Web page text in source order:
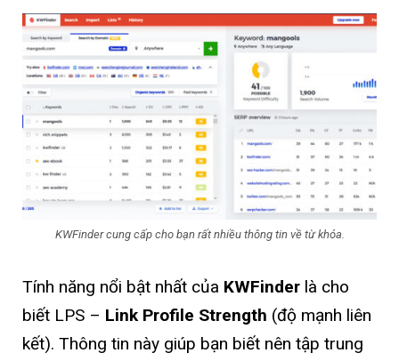
KWFinder cung cấp cho bạn rất nhiều thông tin về từ khóa.
Tính năng nổi bật nhất của KWFinder là cho
biết LPS – Link Profile Strength (độ mạnh liên
kết). Thông tin này giúp bạn biết nên tập trung